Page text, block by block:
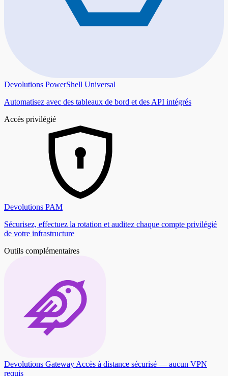
Devolutions PowerShell Universal
Automatisez avec des tableaux de bord et des API intégrés
Accès privilégié
Devolutions PAM
Sécurisez, effectuez la rotation et auditez chaque compte privilégié
de votre infrastructure
Outils complémentaires
Devolutions Gateway Accès à distance sécurisé — aucun VPN
requis